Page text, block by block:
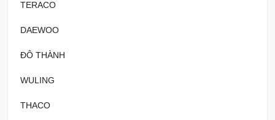
TERACO
DAEWOO
ĐÔ THÀNH
WULING
THACO